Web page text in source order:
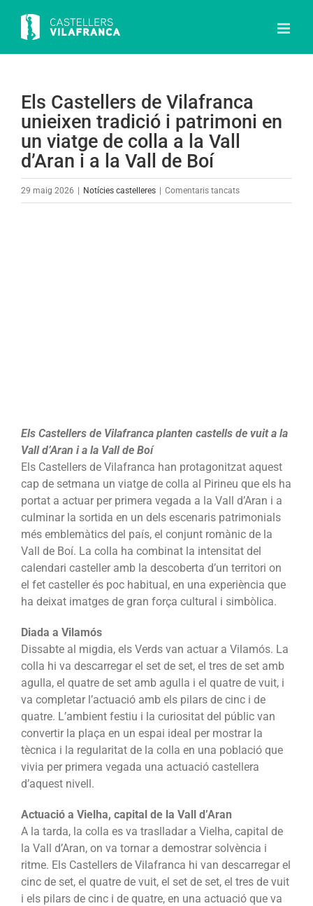
content
Els Castellers de Vilafranca
unieixen tradició i patrimoni en
un viatge de colla a la Vall
d’Aran i a la Vall de Boí
29 maig 2026 Notícies castelleres Comentaris tancatsa
d’Aran
Els Castellers de Vilafranca planten castells de vuit a la
Vall d’Aran i a la Vall de Boí
Els Castellers de Vilafranca han protagonitzat aquest
cap de setmana un viatge de colla al Pirineu que els ha
portat a actuar per primera vegada a la Vall d’Aran i a
culminar la sortida en un dels escenaris patrimonials
més emblemàtics del país, el conjunt romànic de la
Vall de Boí. La colla ha combinat la intensitat del
calendari casteller amb la descoberta d’un territori on
el fet casteller és poc habitual, en una experiència que
ha deixat imatges de gran força cultural i simbòlica.
Diada a Vilamós
Dissabte al migdia, els Verds van actuar a Vilamós. La
colla hi va descarregar el set de set, el tres de set amb
agulla, el quatre de set amb agulla i el quatre de vuit, i
va completar l’actuació amb els pilars de cinc i de
quatre. L’ambient festiu i la curiositat del públic van
convertir la plaça en un espai ideal per mostrar la
tècnica i la regularitat de la colla en una població que
vivia per primera vegada una actuació castellera
d’aquest nivell.
Actuació a Vielha, capital de la Vall d’Aran
A la tarda, la colla es va traslladar a Vielha, capital de
la Vall d’Aran, on va tornar a demostrar solvència i
ritme. Els Castellers de Vilafranca hi van descarregar el
cinc de set, el quatre de vuit, el set de set, el tres de vuit
i els pilars de cinc i de quatre, en una actuació que va